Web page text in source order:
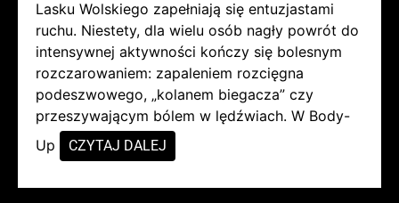
Lasku Wolskiego zapełniają się entuzjastami
ruchu. Niestety, dla wielu osób nagły powrót do
intensywnej aktywności kończy się bolesnym
rozczarowaniem: zapaleniem rozcięgna
podeszwowego, „kolanem biegacza” czy
przeszywającym bólem w lędźwiach. W Body-
Up
CZYTAJ DALEJ